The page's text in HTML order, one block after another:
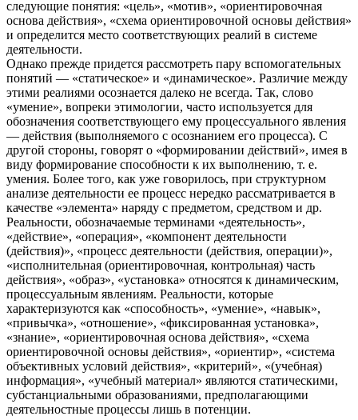
следующие понятия: «цель», «мотив», «ориентировочная
основа действия», «схема ориентировочной основы действия»
и определится место соответствующих реалий в системе
деятельности.
Однако прежде придется рассмотреть пару вспомогательных
понятий — «статическое» и «динамическое». Различие между
этими реалиями осознается далеко не всегда. Так, слово
«умение», вопреки этимологии, часто используется для
обозначения соответствующего ему процессуального явления
— действия (выполняемого с осознанием его процесса). С
другой стороны, говорят о «формировании действий», имея в
виду формирование способности к их выполнению, т. е.
умения. Более того, как уже говорилось, при структурном
анализе деятельности ее процесс нередко рассматривается в
качестве «элемента» наряду с предметом, средством и др.
Реальности, обозначаемые терминами «деятельность»,
«действие», «операция», «компонент деятельности
(действия)», «процесс деятельности (действия, операции)»,
«исполнительная (ориентировочная, контрольная) часть
действия», «образ», «установка» относятся к динамическим,
процессуальным явлениям. Реальности, которые
характеризуются как «способность», «умение», «навык»,
«привычка», «отношение», «фиксированная установка»,
«знание», «ориентировочная основа действия», «схема
ориентировочной основы действия», «ориентир», «система
объективных условий действия», «критерий», «(учебная)
информация», «учебный материал» являются статическими,
субстанциальными образованиями, предполагающими
деятельностные процессы лишь в потенции.